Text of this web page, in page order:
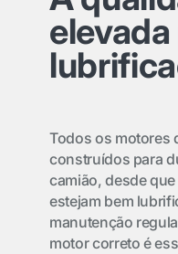
Todos os motores
construídos para
camião, desde
estejam bem
manutenção
motor correto é